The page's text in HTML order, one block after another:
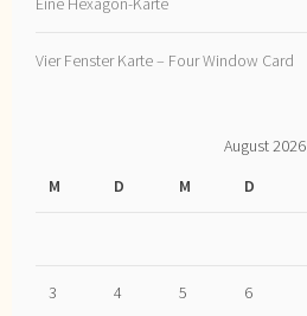
Vier Fenster Karte – Four Window Card
August 2026
M
D M D
3 4 5 6